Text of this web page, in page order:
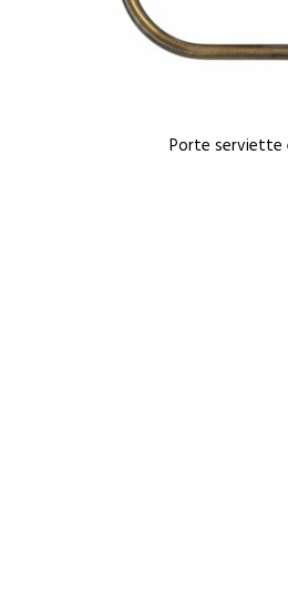
Porte serviette